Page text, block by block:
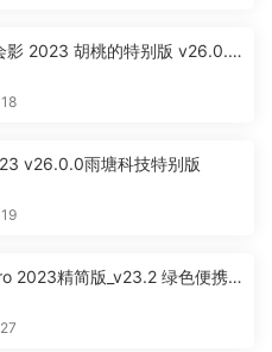
影 2023 胡桃的特别版 v26.0.
v26.0.0雨塘科技特别版
2023精简版_v23.2 绿色便携